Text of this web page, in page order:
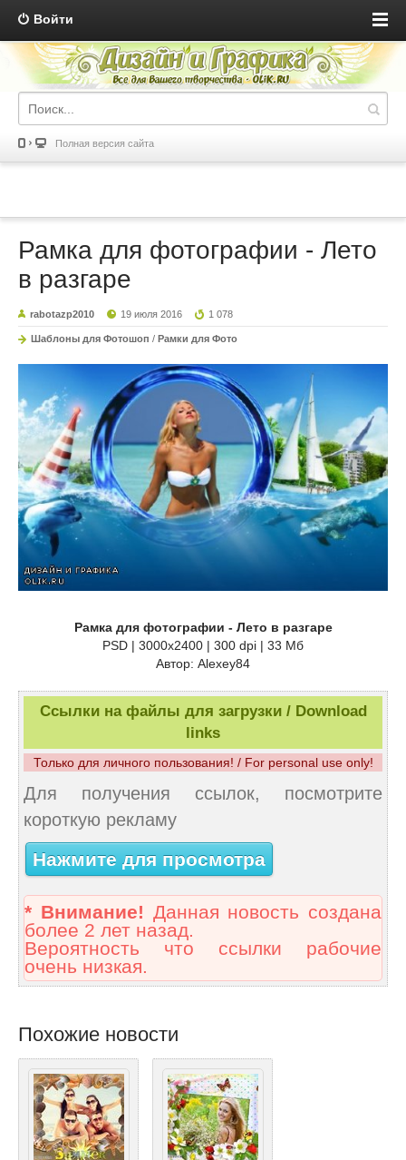
Войти
Полная версия сайта
Рамка для фотографии - Лето
в разгаре
rabotazp2010 19 июля 2016 1 078
Шаблоны для Фотошоп / Рамки для Фото
Рамка для фотографии - Лето в разгаре
PSD | 3000x2400 | 300 dpi | 33 Мб
Автор: Alexey84
Ссылки на файлы для загрузки / Download
links
Только для личного пользования! / For personal use only!
Для получения ссылок, посмотрите
короткую рекламу
Нажмите для просмотра
* Внимание! Данная новость создана
более 2 лет назад.
Вероятность что ссылки рабочие
очень низкая.
Похожие новости